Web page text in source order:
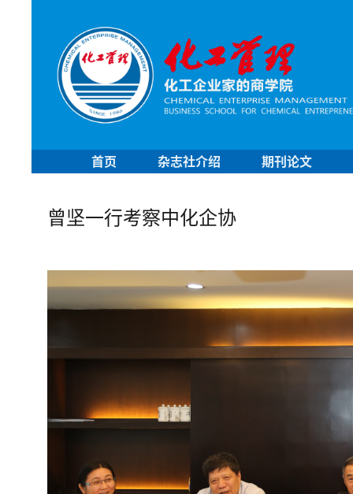
首页 杂志社介绍 期刊论文
曾坚一行考察中化企协